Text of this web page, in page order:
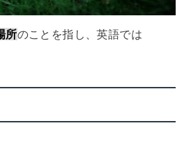
所のことを指し、英語では